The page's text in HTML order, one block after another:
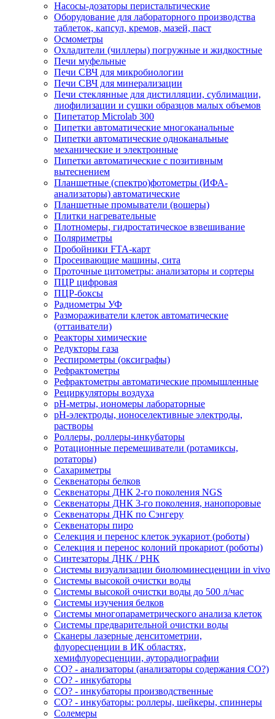
Насосы-дозаторы перистальтические
Оборудование для лабораторного производства
таблеток, капсул, кремов, мазей, паст
Осмометры
Охладители (чиллеры) погружные и жидкостные
Печи муфельные
Печи СВЧ для микробиологии
Печи СВЧ для минерализации
Печи стеклянные для дистилляции, сублимации,
лиофилизации и сушки образцов малых объемов
Пипетатор Microlab 300
Пипетки автоматические многоканальные
Пипетки автоматические одноканальные
механические и электронные
Пипетки автоматические с позитивным
вытеснением
Планшетные (спектро)фотометры (ИФА-
анализаторы) автоматические
Планшетные промыватели (вошеры)
Плитки нагревательные
Плотномеры, гидростатическое взвешивание
Поляриметры
Пробойники FTA-карт
Просеивающие машины, сита
Проточные цитометры: анализаторы и сортеры
ПЦР цифровая
ПЦР-боксы
Радиометры УФ
Размораживатели клеток автоматические
(оттаиватели)
Реакторы химические
Редукторы газа
Респирометры (оксиграфы)
Рефрактометры
Рефрактометры автоматические промышленные
Рециркуляторы воздуха
рН-метры, иономеры лабораторные
рН-электроды, ионоселективные электроды,
растворы
Роллеры, роллеры-инкубаторы
Ротационные перемешиватели (ротамиксы,
ротаторы)
Сахариметры
Секвенаторы белков
Секвенаторы ДНК 2-го поколения NGS
Секвенаторы ДНК 3-го поколения, нанопоровые
Секвенаторы ДНК по Сэнгеру
Секвенаторы пиро
Селекция и перенос клеток эукариот (роботы)
Селекция и перенос колоний прокариот (роботы)
Синтезаторы ДНК / РНК
Системы визуализации биолюминесценции in vivo
Системы высокой очистки воды
Системы высокой очистки воды до 500 л/час
Системы изучения белков
Системы многопараметрического анализа клеток
Системы предварительной очистки воды
Сканеры лазерные денситометрии,
флуоресценции в ИК областях,
хемифлуоресценции, ауторадиографии
СО? - анализаторы (анализаторы содержания СО?)
СО? - инкубаторы
СО? - инкубаторы производственные
СО? - инкубаторы: роллеры, шейкеры, спиннеры
Солемеры